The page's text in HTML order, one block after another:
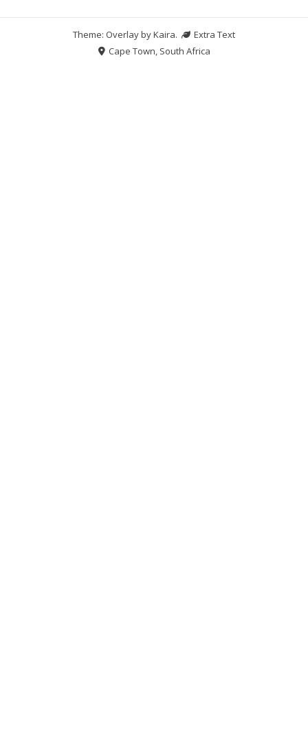
Theme: Overlay byKaira.
Extra Text
Cape Town, South Africa